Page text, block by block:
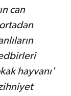
can
hayvanı'